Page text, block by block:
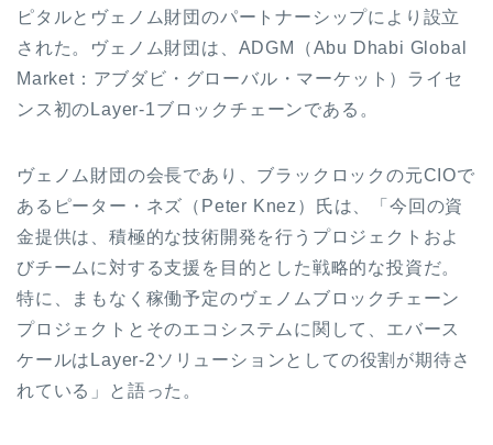
ピタルとヴェノム財団のパートナーシップにより設立
された。ヴェノム財団は、ADGM（Abu Dhabi Global
Market：アブダビ・グローバル・マーケット）ライセ
ンス初のLayer-1ブロックチェーンである。
ヴェノム財団の会長であり、ブラックロックの元CIOで
あるピーター・ネズ（Peter Knez）氏は、「今回の資
金提供は、積極的な技術開発を行うプロジェクトおよ
びチームに対する支援を目的とした戦略的な投資だ。
特に、まもなく稼働予定のヴェノムブロックチェーン
プロジェクトとそのエコシステムに関して、エバース
ケールはLayer-2ソリューションとしての役割が期待さ
れている」と語った。